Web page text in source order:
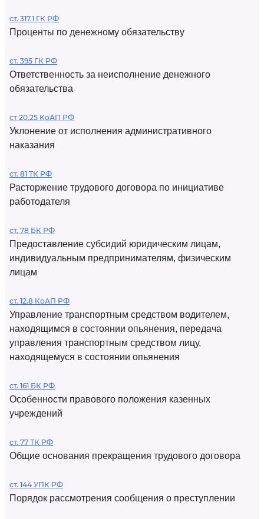
ст. 317.1 ГК РФ
Проценты по денежному обязательству
ст. 395 ГК РФ
Ответственность за неисполнение денежного
обязательства
ст 20.25 КоАП РФ
Уклонение от исполнения административного
наказания
ст. 81 ТК РФ
Расторжение трудового договора по инициативе
работодателя
ст. 78 БК РФ
Предоставление субсидий юридическим лицам,
индивидуальным предпринимателям, физическим
лицам
ст. 12.8 КоАП РФ
Управление транспортным средством водителем,
находящимся в состоянии опьянения, передача
управления транспортным средством лицу,
находящемуся в состоянии опьянения
ст. 161 БК РФ
Особенности правового положения казенных
учреждений
ст. 77 ТК РФ
Общие основания прекращения трудового договора
ст. 144 УПК РФ
Порядок рассмотрения сообщения о преступлении